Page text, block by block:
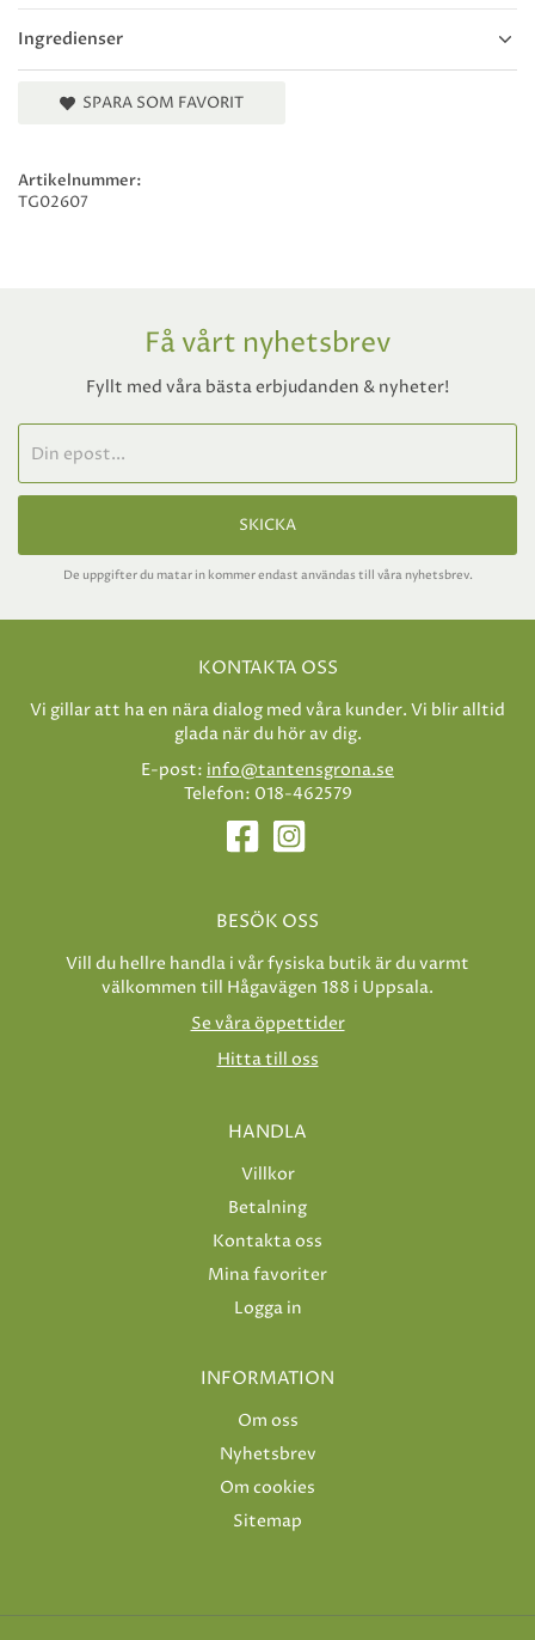
Ingredienser
SPARA SOM FAVORIT
Artikelnummer:
TG02607
Få vårt nyhetsbrev
Fyllt med våra bästa erbjudanden & nyheter!
SKICKA
De uppgifter du matar in kommer endast användas till våra nyhetsbrev.
KONTAKTA OSS
Vi gillar att ha en nära dialog med våra kunder. Vi blir alltid
glada när du hör av dig.
E-post: info@tantensgrona.se
Telefon: 018-462579
BESÖK OSS
Vill du hellre handla i vår fysiska butik är du varmt
välkommen till Hågavägen 188 i Uppsala.
Se våra öppettider
Hitta till oss
HANDLA
Villkor
Betalning
Kontakta oss
Mina favoriter
Logga in
INFORMATION
Om oss
Nyhetsbrev
Om cookies
Sitemap